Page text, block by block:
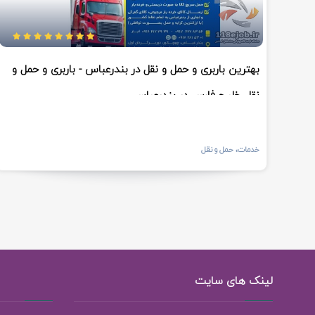
بهترین باربری و حمل و نقل در بندرعباس - باربری و حمل و
نقل خلیج فارس در بندرعباس
خدمات، حمل و نقل
لینک های سایت